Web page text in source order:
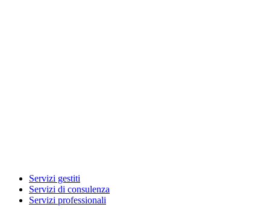
Servizi gestiti
Servizi di consulenza
Servizi professionali